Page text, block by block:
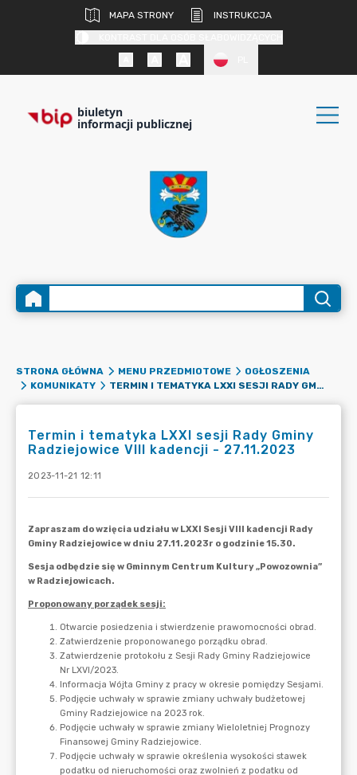
MAPA STRONY
INSTRUKCJA
biuletyn
informacji publicznej
STRONA GŁÓWNA MENU PRZEDMIOTOWE
OGŁOSZENIA
KOMUNIKATY
TERMIN I TEMATYKA LXXI SESJI RADY GMINY RADZIEJOWICE VIII KADENCJI - 27.11.2023
Termin i tematyka LXXI sesji Rady Gminy
Radziejowice VIII kadencji - 27.11.2023
2023-11-21 12:11